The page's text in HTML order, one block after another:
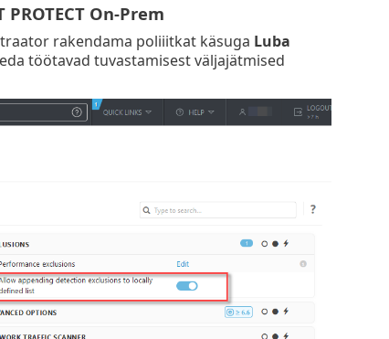
On-Prem
rakendama poliiitkat käsuga Luba
töötavad tuvastamisest väljajätmised